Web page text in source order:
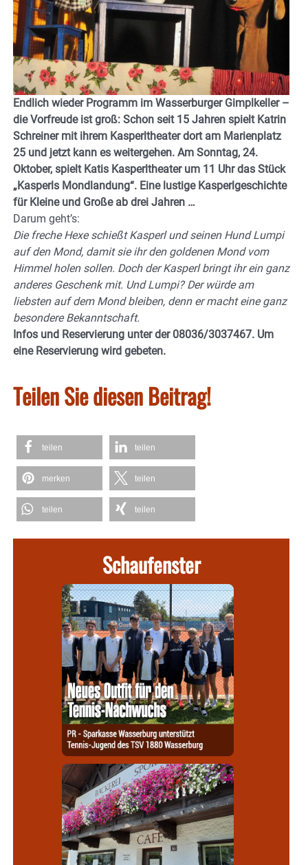
Endlich wieder Programm im Wasserburger Gimplkeller –
die Vorfreude ist groß: Schon seit 15 Jahren spielt Katrin
Schreiner mit ihrem Kasperltheater dort am Marienplatz
25 und jetzt kann es weitergehen. Am Sonntag, 24.
Oktober, spielt Katis Kasperltheater um 11 Uhr das Stück
„Kasperls Mondlandung“. Eine lustige Kasperlgeschichte
für Kleine und Große ab drei Jahren …
Darum geht’s:
Die freche Hexe schießt Kasperl und seinen Hund Lumpi
auf den Mond, damit sie ihr den goldenen Mond vom
Himmel holen sollen. Doch der Kasperl bringt ihr ein ganz
anderes Geschenk mit. Und Lumpi? Der würde am
liebsten auf dem Mond bleiben, denn er macht eine ganz
besondere Bekanntschaft.
Infos und Reservierung unter der 08036/3037467. Um
eine Reservierung wird gebeten.
Teilen Sie diesen Beitrag!
teilen teilen
merken teilen
teilen teilen
Schaufenster